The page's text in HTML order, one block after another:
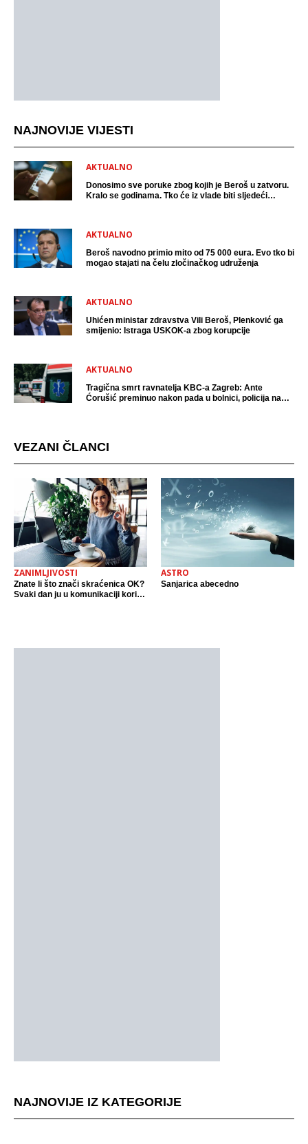
NAJNOVIJE VIJESTI
AKTUALNO
Donosimo sve poruke zbog kojih je Beroš u zatvoru.
Kralo se godinama. Tko će iz vlade biti sljedeći
AKTUALNO
Beroš navodno primio mito od 75 000 eura. Evo tko bi
mogao stajati na čelu zločinačkog udruženja
AKTUALNO
Uhićen ministar zdravstva Vili Beroš, Plenković ga
smijenio: Istraga USKOK-a zbog korupcije
AKTUALNO
Tragična smrt ravnatelja KBC-a Zagreb: Ante
Ćorušić preminuo nakon pada u bolnici, policija na
VEZANI ČLANCI
ZANIMLJIVOSTI
Znate li što znači skraćenica OK?
Svaki dan ju u komunikaciji koristi
ASTRO
Sanjarica abecedno
NAJNOVIJE IZ KATEGORIJE